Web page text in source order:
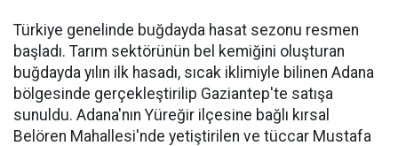
Türkiye genelinde buğdayda hasat sezonu resmen
başladı. Tarım sektörünün bel kemiğini oluşturan
buğdayda yılın ilk hasadı, sıcak iklimiyle bilinen Adana
bölgesinde gerçekleştirilip Gaziantep'te satışa
sunuldu. Adana'nın Yüreğir ilçesine bağlı kırsal
Belören Mahallesi'nde yetiştirilen ve tüccar Mustafa